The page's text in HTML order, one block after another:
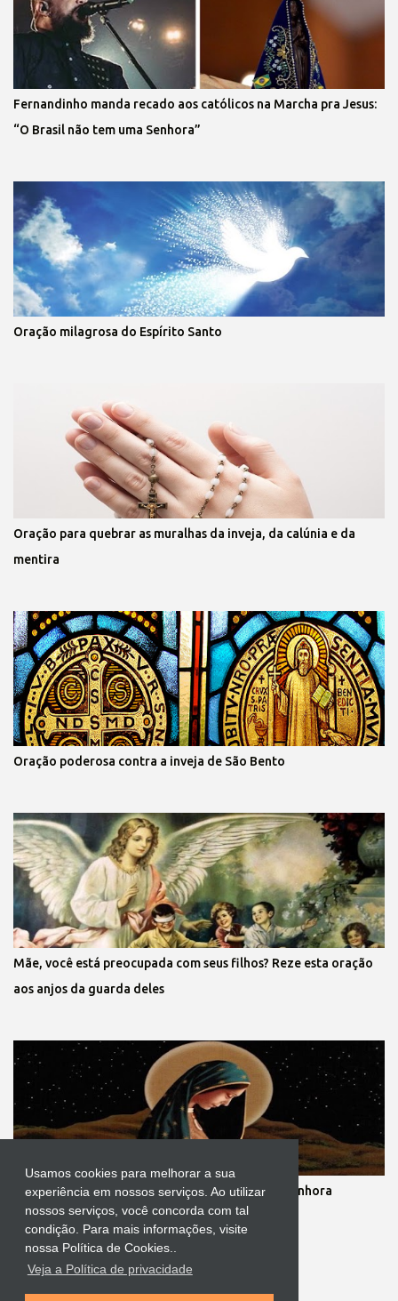
Usamos cookies para melhorar a sua
experiência em nossos serviços. Ao utilizar
nossos serviços, você concorda com tal
condição. Para mais informações, visite
nossa Política de Cookies..
Veja a Política de privacidade
Fernandinho manda recado aos católicos na Marcha pra Jesus:
“O Brasil não tem uma Senhora”
Oração milagrosa do Espírito Santo
Oração para quebrar as muralhas da inveja, da calúnia e da
mentira
Oração poderosa contra a inveja de São Bento
Mãe, você está preocupada com seus filhos? Reze esta oração
aos anjos da guarda deles
Novena dos nove meses de gestação de Nossa Senhora
Tecnologia do Blogger